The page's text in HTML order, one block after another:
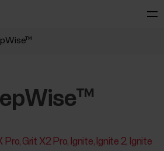
Pro Grit X2 Pro Ignite Ignite 2 Ignite